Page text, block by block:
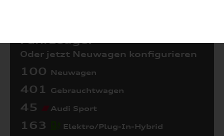
Fahrzeuge:
Oder jetzt Neuwagen konfigurieren
100 Neuwagen
401 Gebrauchtwagen
45 Audi Sport
163 Elektro/Plug-In-Hybrid